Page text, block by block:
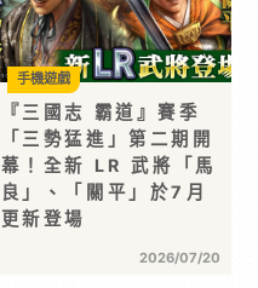
『三國志 霸道』賽季
「三勢猛進」第二期開
幕！全新 LR 武將「馬
良」、「關平」於7月
更新登場
2026/07/20
手機遊戲